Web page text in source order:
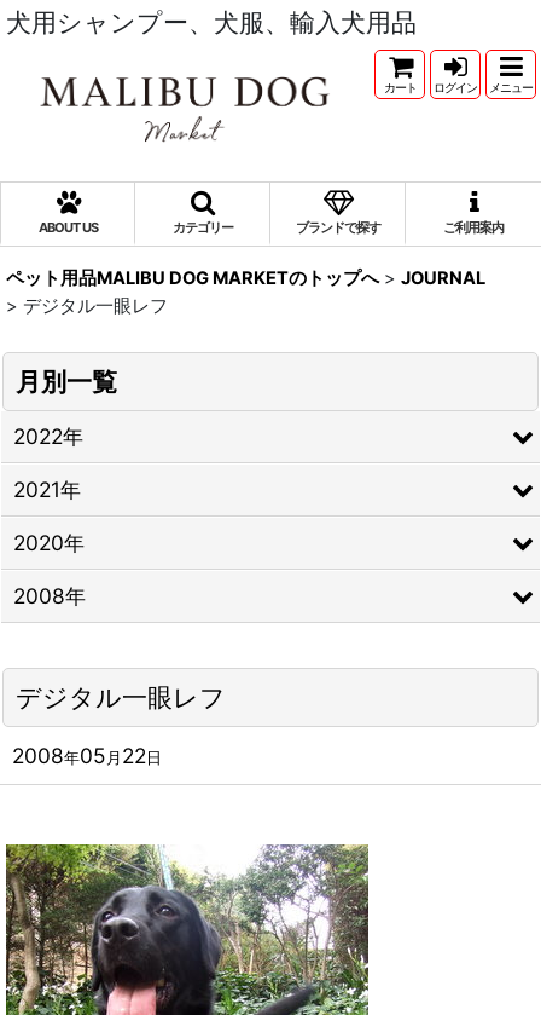
犬用シャンプー、犬服、輸入犬用品
カート ログイン メニュー
ABOUT US カテゴリー ブランドで探す ご利用案内
ペット用品MALIBU DOG MARKETのトップへ > JOURNAL
> デジタル一眼レフ
デジタル一眼レフ
2008年05 月22日
月別一覧
2022年
2021年
2020年
2008年